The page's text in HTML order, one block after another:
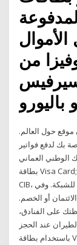
من
القياسية في أكثر من 32 مليون موقع حول العالم.
بك لدفع فواتير
الوطني العماني
بطاقة Visa Card; بطاقة Mastercard; تتم جميع المدفوعات عبر بنك
CIB، الذي يعمل عبر طرف ثالث محترف: بوابة الدفع الدولية للشبكة. وفي
أو الخصم.
كنقاط في محفظتك على الفنادق،
الطيران عند الحجز
باستخدام بطاقة Visa والكود WINTER21 قنوات الدفع تشمل التطبيق